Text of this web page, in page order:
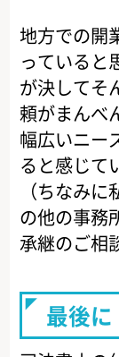
地方での開
っていると
が決してそ
頼がまんべ
幅広いニー
ると感じて
（ちなみ
の他の事務
承継のご相
最後に